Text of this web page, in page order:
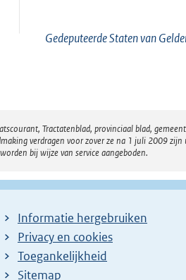
Gedeputeerde Staten van
Tractatenblad, provinciaal blad,
verdragen voor zover ze na 1 juli 2009
bij wijze van service aangeboden.
Informatie hergebruiken
Privacy en cookies
Toegankelijkheid
Sitemap